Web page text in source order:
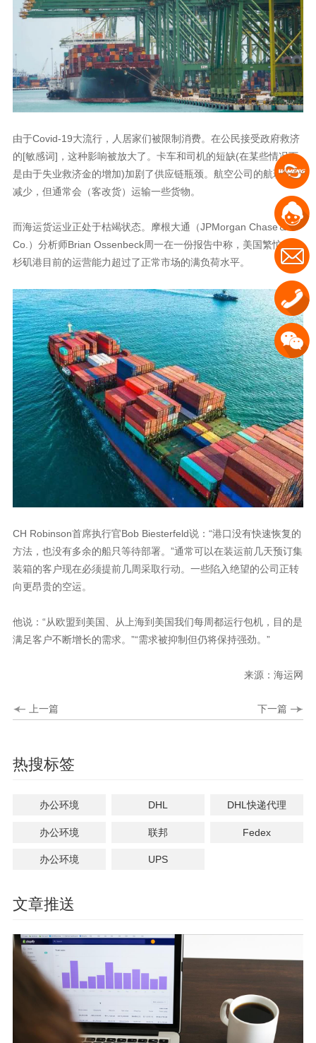
由于Covid-19大流行，人居家们被限制消费。在公民接受政府救济
的[敏感词]，这种影响被放大了。卡车和司机的短缺(在某些情况下
是由于失业救济金的增加)加剧了供应链瓶颈。航空公司的航班也在
减少，但通常会（客改货）运输一些货物。
而海运货运业正处于枯竭状态。摩根大通（JPMorgan Chase＆
Co.）分析师Brian Ossenbeck周一在一份报告中称，美国繁忙的洛
杉矶港目前的运营能力超过了正常市场的满负荷水平。
CH Robinson首席执行官Bob Biesterfeld说：“港口没有快速恢复的
方法，也没有多余的船只等待部署。”通常可以在装运前几天预订集
装箱的客户现在必须提前几周采取行动。一些陷入绝望的公司正转
向更昂贵的空运。
他说：“从欧盟到美国、从上海到美国我们每周都运行包机，目的是
满足客户不断增长的需求。”“需求被抑制但仍将保持强劲。”
来源：海运网
上一篇 下一篇
热搜标签
办公环境 DHL DHL快递代理
办公环境 联邦 Fedex
办公环境 UPS
文章推送